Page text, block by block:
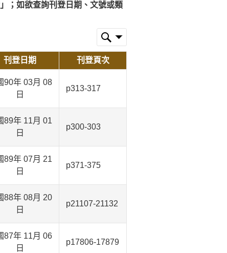
；如欲查詢刊登日期、文號或類
刊登日期 刊登頁次
90年 03月 08
日
p313-317
89年 11月 01
日
p300-303
89年 07月 21
日
p371-375
88年 08月 20
日
p21107-21132
87年 11月 06
日
p17806-17879